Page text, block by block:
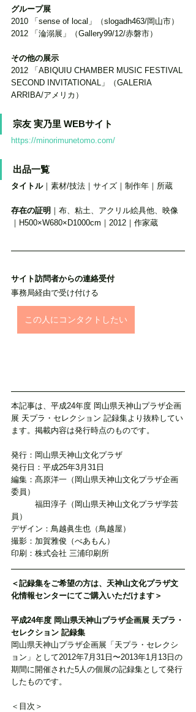
グループ展
2010 「sense of local」（slogadh463/岡山市）
2012 「淪溺展」（Gallery99/12/赤磐市）
その他の展示
2012 「ABIQUIU CHAMBER MUSIC FESTIVAL
SECOND INVITATIONAL」（GALERIA
ARRIBA/アメリカ）
宗友 実乃里 WEBサイト
https://minorimunetomo.com/
出品一覧
タイトル｜素材/技法｜サイズ｜制作年｜所蔵
存在の証明 ｜布、粘土、アクリル絵具他、映像
｜H500×W680×D1000cm｜2012｜作家蔵
サイト訪問者からの連絡受付
事務局経由で受け付ける
この人にコンタクトしたい
本記事は、平成24年度 岡山県天神山プラザ企画
展 天プラ・セレクション 記録集より抜粋してい
ます。掲載内容は発行時点のものです。
発行：岡山県天神山文化プラザ
発行日：平成25年3月31日
編集：髙原洋一（岡山県天神山文化プラザ企画
委員）
福田淳子（岡山県天神山文化プラザ学芸
員）
デザイン：鳥越眞生也（鳥越屋）
撮影：加賀雅俊（べあもん）
印刷：株式会社 三浦印刷所
＜記録集をご希望の方は、天神山文化プラザ文
化情報センターにてご購入いただけます＞
平成24年度 岡山県天神山プラザ企画展 天プラ・
セレクション 記録集
岡山県天神山プラザ企画展「天プラ・セレクシ
ョン」として2012年7月31日〜2013年1月13日の
期間に開催された5人の個展の記録集として発行
したものです。
＜目次＞